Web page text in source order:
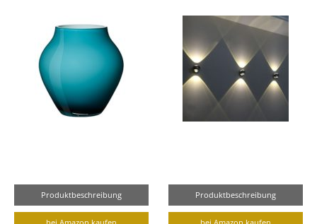
Produktbeschreibung Produktbeschreibung